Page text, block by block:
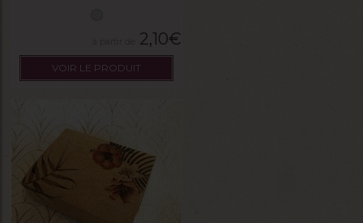
2,10€
VOIR LE PRODUIT